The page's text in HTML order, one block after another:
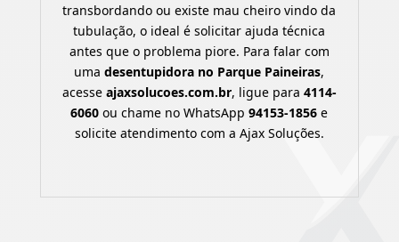
transbordando ou existe mau cheiro vindo da
tubulação, o ideal é solicitar ajuda técnica
antes que o problema piore. Para falar com
umadesentupidora no Parque Paineiras,
acesse ajaxsolucoes.com.br, ligue para 4114-
6060 ou chame no WhatsApp94153-1856 e
solicite atendimento com a Ajax Soluções.